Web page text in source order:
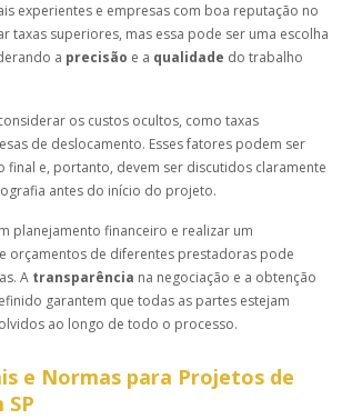
experientes e empresas com boa reputação no
taxas superiores, mas essa pode ser uma escolha
a precisão e a qualidade do trabalho
os custos ocultos, como taxas
de deslocamento. Esses fatores podem ser
final e, portanto, devem ser discutidos claramente
antes do início do projeto.
planejamento financeiro e realizar um
orçamentos de diferentes prestadoras pode
A transparência na negociação e a obtenção
garantem que todas as partes estejam
ao longo de todo o processo.
e Normas para Projetos de